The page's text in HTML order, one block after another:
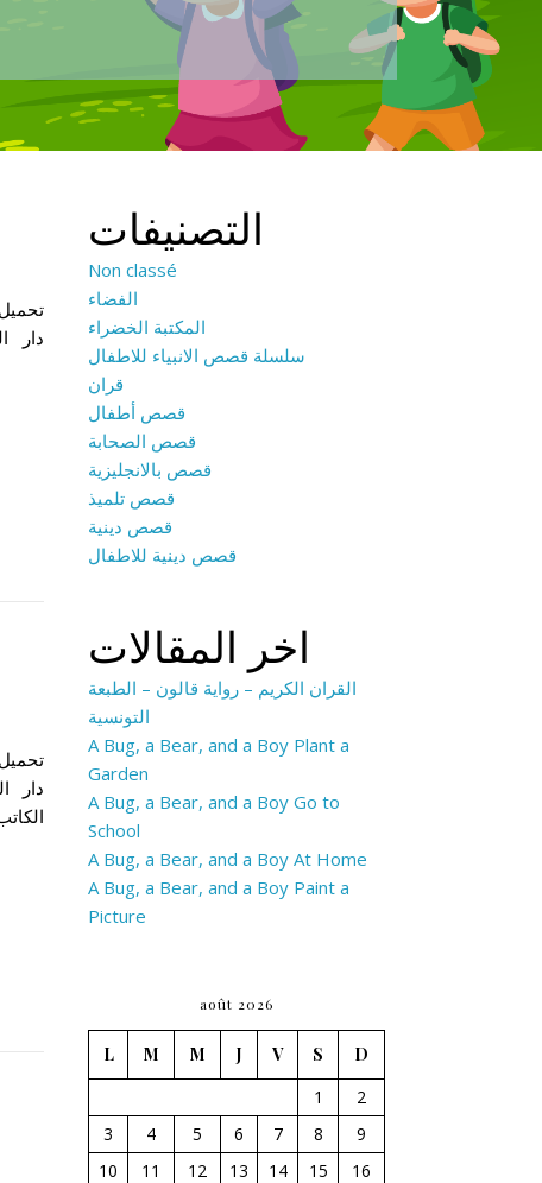
التصنيفات
Non classé
الفضاء
المكتبة الخضراء
سلسلة قصص الانبياء للاطفال
قران
قصص أطفال
قصص الصحابة
قصص بالانجليزية
قصص تلميذ
قصص دينية
قصص دينية للاطفال
اخر المقالات
القران الكريم – رواية قالون – الطبعة
التونسية
A Bug, a Bear, and a Boy Plant a
Garden
A Bug, a Bear, and a Boy Go to
School
A Bug, a Bear, and a Boy At Home
A Bug, a Bear, and a Boy Paint a
Picture
août 2026
L M M J V S
D
1
2
3
4 5 6 7 8
9
10
11 12 13 14 15
16